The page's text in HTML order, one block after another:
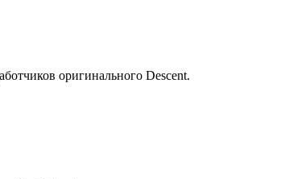
оригинального Descent.